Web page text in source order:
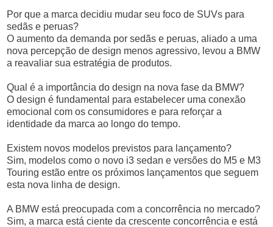
Por que a marca decidiu mudar seu foco de SUVs para
sedãs e peruas?
O aumento da demanda por sedãs e peruas, aliado a uma
nova percepção de design menos agressivo, levou a BMW
a reavaliar sua estratégia de produtos.
Qual é a importância do design na nova fase da BMW?
O design é fundamental para estabelecer uma conexão
emocional com os consumidores e para reforçar a
identidade da marca ao longo do tempo.
Existem novos modelos previstos para lançamento?
Sim, modelos como o novo i3 sedan e versões do M5 e M3
Touring estão entre os próximos lançamentos que seguem
esta nova linha de design.
A BMW está preocupada com a concorrência no mercado?
Sim, a marca está ciente da crescente concorrência e está